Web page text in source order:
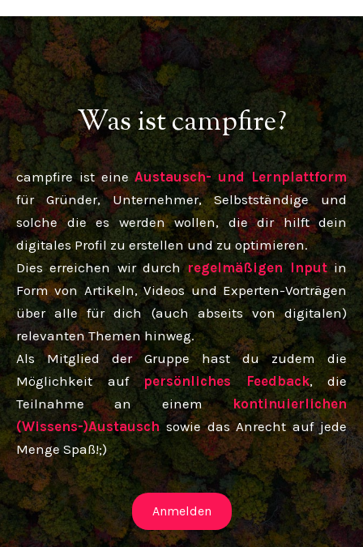
Was ist campfire?
campfire ist eineAustausch- und Lernplattform
für Gründer, Unternehmer, Selbstständige und
solche die es werden wollen, die dir hilft dein
digitales Profil zu erstellen und zu optimieren.
Dies erreichen wir durchregelmäßigen Inputin
Form von Artikeln, Videos und Experten-Vorträgen
über alle für dich (auch abseits von digitalen)
relevanten Themen hinweg.
Als Mitglied der Gruppe hast du zudem die
Möglichkeit auf persönliches Feedback, die
Teilnahme an einemkontinuierlichen
(Wissens-)Austauschsowie das Anrecht auf jede
Menge Spaß!;)
Anmelden